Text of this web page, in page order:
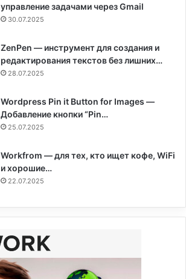
управление задачами через Gmail
30.07.2025
ZenPen — инструмент для создания и
редактирования текстов без лишних…
28.07.2025
Wordpress Pin it Button for Images —
Добавление кнопки “Pin…
25.07.2025
Workfrom — для тех, кто ищет кофе, WiFi
и хорошие…
22.07.2025